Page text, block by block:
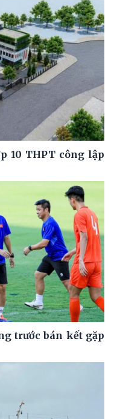
10 THPT công lập
trước bán kết gặp